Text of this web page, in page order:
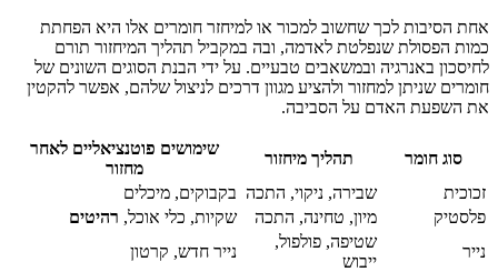
אחת הסיבות לכך שחשוב למכור או למיחזר חומרים אלו היא הפחתת
כמות הפסולת שנפלטת לאדמה, ובה במקביל תהליך המיחזור תורם
לחיסכון באנרגיה ובמשאבים טבעיים. על ידי הבנת הסוגים השונים של
חומרים שניתן למחזור ולהציע מגוון דרכים לניצול שלהם, אפשר להקטין
את השפעת האדם על הסביבה.
סוג חומר תהליך מיחזור
שימושים פוטנציאליים לאחר
מחזור
זכוכית
שבירה, ניקוי, התכה בקבוקים, מיכלים
פלסטיק
מיון, טחינה, התכה שקיות, כלי אוכל, רהיטים
נייר
שטיפה, פולפול,
ייבוש
נייר חדש, קרטון